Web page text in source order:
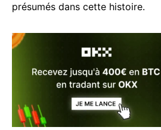
présumés dans cette histoire.